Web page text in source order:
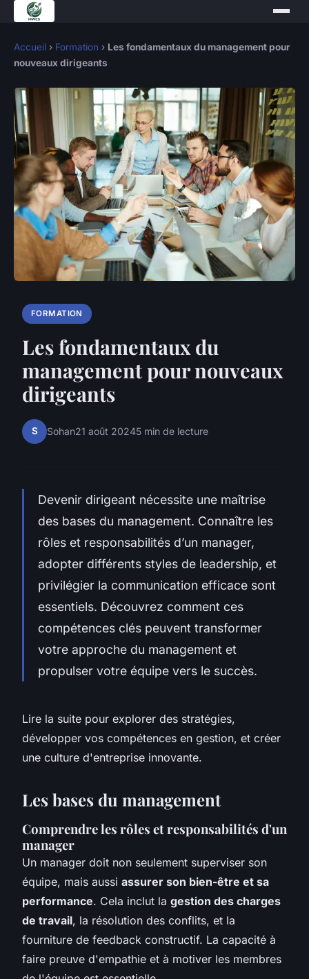
Accueil › Formation › Les fondamentaux du management pour
nouveaux dirigeants
FORMATION
Les fondamentaux du
management pour nouveaux
dirigeants
S Sohan21 août 20245 min de lecture
Devenir dirigeant nécessite une maîtrise
des bases du management. Connaître les
rôles et responsabilités d’un manager,
adopter différents styles de leadership, et
privilégier la communication efficace sont
essentiels. Découvrez comment ces
compétences clés peuvent transformer
votre approche du management et
propulser votre équipe vers le succès.
Lire la suite pour explorer des stratégies,
développer vos compétences en gestion, et créer
une culture d'entreprise innovante.
Les bases du management
Comprendre les rôles et responsabilités d'un
manager
Un manager doit non seulement superviser son
équipe, mais aussi assurer son bien-être et sa
performance. Cela inclut la gestion des charges
de travail, la résolution des conflits, et la
fourniture de feedback constructif. La capacité à
faire preuve d'empathie et à motiver les membres